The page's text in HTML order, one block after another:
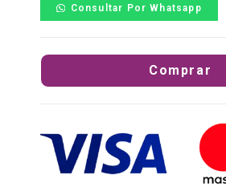
Consultar Por Whatsapp
Comprar